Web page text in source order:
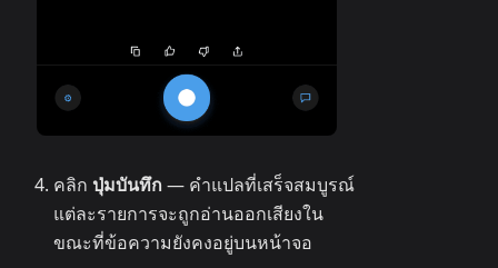
คลิก ปุ่มบันทึก — คำแปลที่เสร็จสมบูรณ์
แต่ละรายการจะถูกอ่านออกเสียงใน
ขณะที่ข้อความยังคงอยู่บนหน้าจอ